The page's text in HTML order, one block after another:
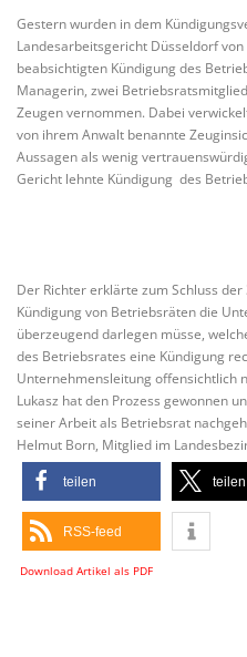
SPENDEN LINKS
Gestern wurden in dem
Landesarbeitsgericht Düsseldorf
beabsichtigten Kündigung des
Managerin, zwei
Zeugen vernommen. Dabei
von ihrem Anwalt benannte
Aussagen als wenig
Gericht lehnte Kündigung des
Der Richter erklärte zum Schluss
Kündigung von Betriebsräten die
überzeugend darlegen müsse,
des Betriebsrates eine Kündigung
Unternehmensleitung offensichtlich
Lukasz hat den Prozess gewonnen
seiner Arbeit als Betriebsrat
Helmut Born, Mitglied im
teilen teilen
RSS-feed
Download Artikel als PDF